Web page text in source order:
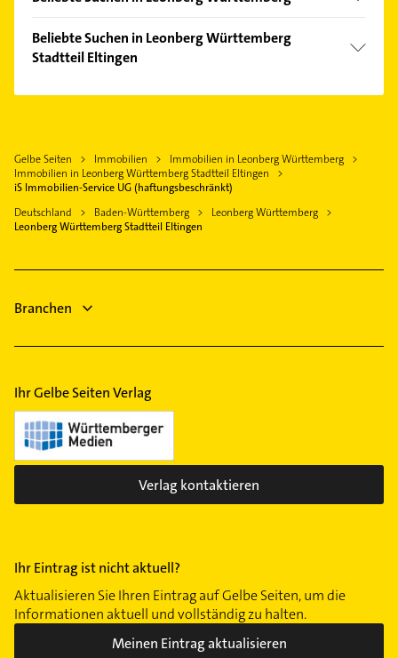
Korntal-Münchingen
Sindelfingen
Markgröningen
Stuttgart
Kornwestheim
Schreiner
Rohrreinigung
Maler
Dachdecker
Physikalische Therapie
Beliebte Suchen in Leonberg Württemberg
Stadtteil Eltingen
Elektro Reparatur
Putzfrau
Gebäudereinigung
Zahnarzt
Lüftungsanlagen
Gelbe Seiten Immobilien
Immobilien in Leonberg Württemberg
Immobilien in Leonberg Württemberg Stadtteil Eltingen
iS Immobilien-Service UG (haftungsbeschränkt)
Deutschland
Baden-Württemberg
Leonberg Württemberg
Leonberg Württemberg Stadtteil Eltingen
Branchen
Ihr Gelbe Seiten Verlag
Verlag kontaktieren
Ihr Eintrag ist nicht aktuell?
Aktualisieren Sie Ihren Eintrag auf Gelbe Seiten, um die
Informationen aktuell und vollständig zu halten.
Meinen Eintrag aktualisieren